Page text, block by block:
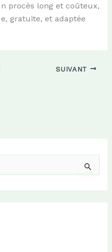
procès long et coûteux,
gratuite, et adaptée
SUIVANT